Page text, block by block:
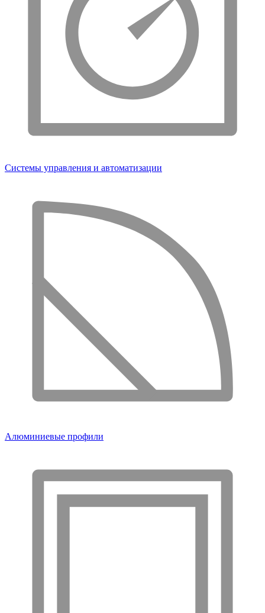
Системы управления и автоматизации
Алюминиевые профили